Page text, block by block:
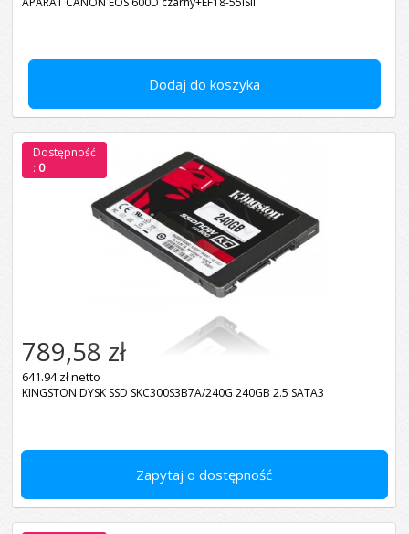
Dodaj do koszyka
Zapytaj o dostępność
789,58 zł
641.94 zł netto
KINGSTON DYSK SSD SKC300S3B7A/240G 240GB 2.5 SATA3
Dostępność
: 0